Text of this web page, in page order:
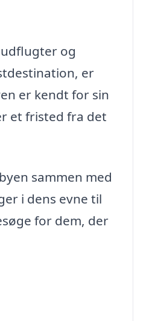
og
er
er kendt for sin
et fristed fra det
sammen med
i dens evne til
for dem, der